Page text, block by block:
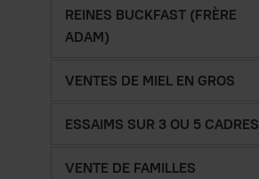
REINES BUCKFAST (FRÈRE
ADAM)
VENTES DE MIEL EN GROS
ESSAIMS SUR 3 OU 5 CADRES
VENTE DE FAMILLES